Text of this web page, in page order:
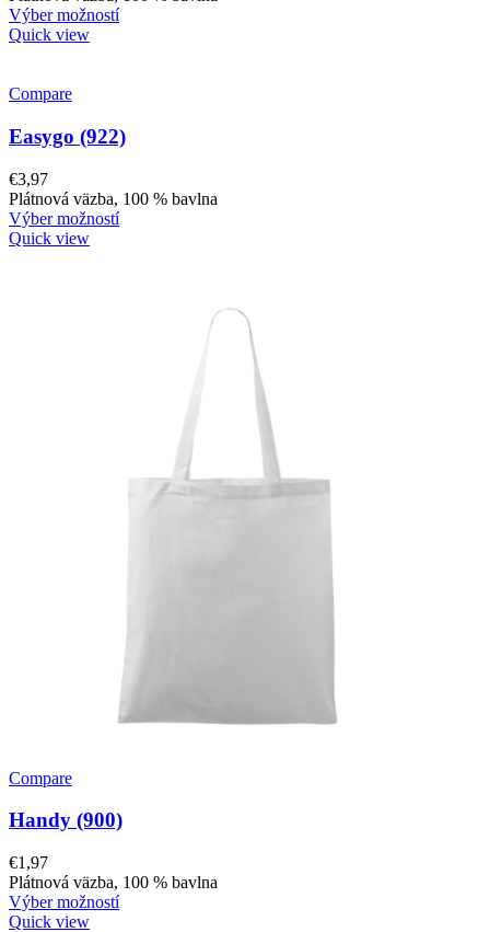
Výber možností
Quick view
Compare
Easygo (922)
€3,97
Plátnová väzba, 100 % bavlna
Výber možností
Quick view
Compare
Handy (900)
€1,97
Plátnová väzba, 100 % bavlna
Výber možností
Quick view